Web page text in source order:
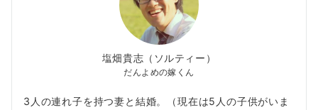
塩畑貴志（ソルティー）
だんよめの嫁くん
3人の連れ子を持つ妻と結婚。（現在は5人の子供がいま